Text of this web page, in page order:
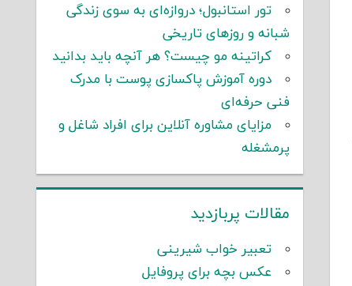
تور استانبول؛ دروازه‌ای به سوی زندگی
شبانه و روزهای تاریخی
کراتینه مو چیست؟ هر آنچه باید بدانید
دوره آموزش پاکسازی پوست با مدرک
فنی حرفه‌ای
مزایای مشاوره آنلاین برای افراد شاغل و
پرمشغله
مقالات پربازدید
تعبیر خواب شیرینی
عکس بچه برای پروفایل